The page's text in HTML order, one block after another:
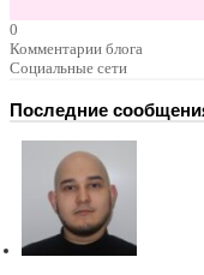
0
Комментарии блога
Социальные сети
Последние